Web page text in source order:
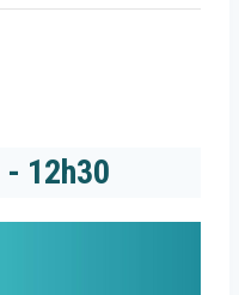
- 12h30